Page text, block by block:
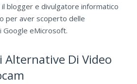
il blogger e divulgatore informatico
per aver scoperto delle
Google eMicrosoft.
Alternative Di Video